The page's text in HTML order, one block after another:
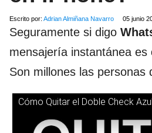
Escrito por: Adrian Almiñana Navarro 05 junio
Seguramente si digo
mensajería instantánea
Son millones las personas
Cómo Quitar el Doble Check